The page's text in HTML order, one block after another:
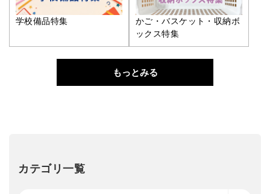
学校備品特集
かご・バスケット・収納ボ
ックス特集
もっとみる
カテゴリ一覧